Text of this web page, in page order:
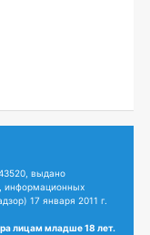
выдано
информационных
17 января 2011 г.
лицам младше 18 лет.